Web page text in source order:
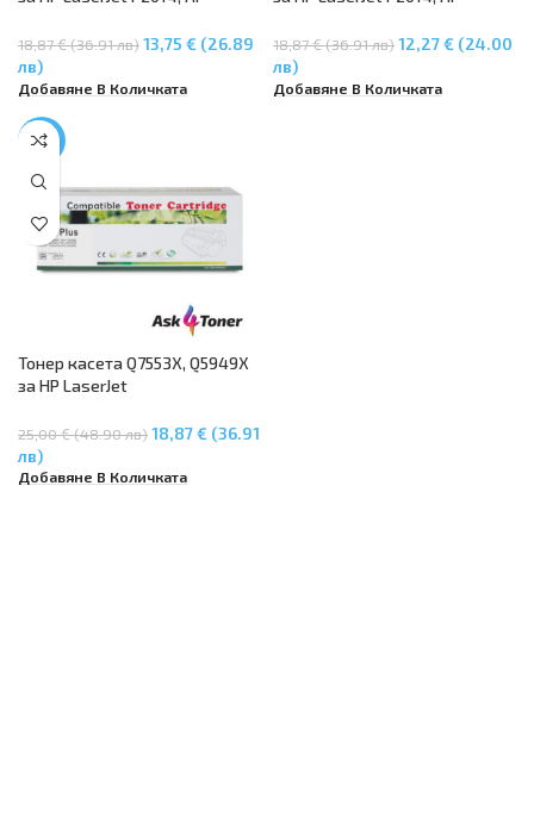
M2727 mfp, HP Laserjet 1320, LJ
1320N, LJ 1320TN
18,87 € (36.91 лв)13,75 € (26.89
лв)
Добавяне В Количката
M2727 mfp, HP Laserjet 1320, LJ
1320N, LJ 1320TN
18,87 € (36.91 лв)12,27 € (24.00
лв)
Добавяне В Количката
-25%
Тонер касета Q7553X, Q5949X
за HP LaserJet
LaserJet 1320, 3390
25,00 € (48.90 лв)18,87 € (36.91
лв)
Добавяне В Количката